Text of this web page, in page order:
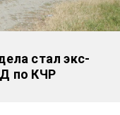
стал экс-
по КЧР